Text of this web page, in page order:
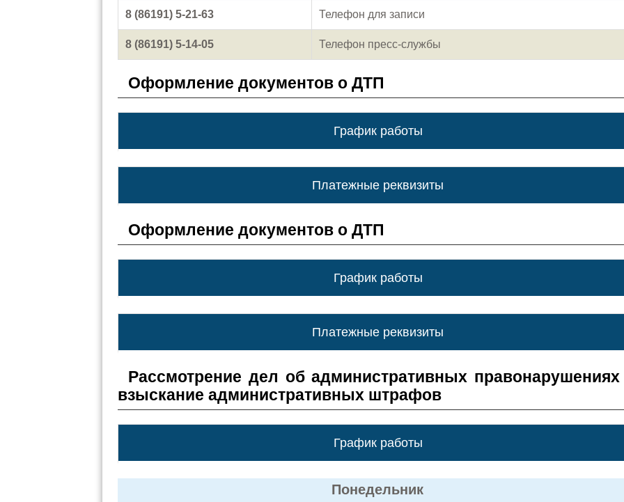
8 (86191) 5-21-63 Телефон для записи
8 (86191) 5-14-05 Телефон пресc-службы
Оформление документов о ДТП
График работы
Платежные реквизиты
Оформление документов о ДТП
График работы
Платежные реквизиты
Рассмотрение дел об административных
взыскание административных штрафов
График работы
Понедельник